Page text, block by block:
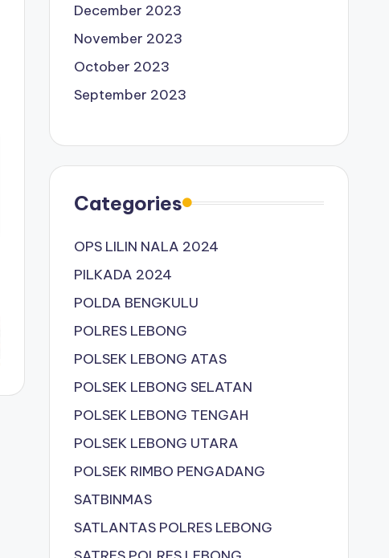
December 2023
November 2023
October 2023
September 2023
Categories
OPS LILIN NALA 2024
PILKADA 2024
POLDA BENGKULU
POLRES LEBONG
POLSEK LEBONG ATAS
POLSEK LEBONG SELATAN
POLSEK LEBONG TENGAH
POLSEK LEBONG UTARA
POLSEK RIMBO PENGADANG
SATBINMAS
SATLANTAS POLRES LEBONG